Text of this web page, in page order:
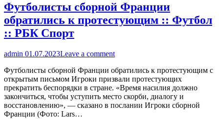
Футболисты сборной Франции
обратились к протестующим :: Футбол
:: РБК Спорт
admin 01.07.2023Leave a comment
Футболисты сборной Франции обратились к протестующим с
открытым письмом Игроки призвали протестующих
прекратить беспорядки в стране. «Время насилия должно
закончиться, чтобы уступить место скорби, диалогу и
восстановлению», — сказано в послании Игроки сборной
Франции (Фото: Lars…